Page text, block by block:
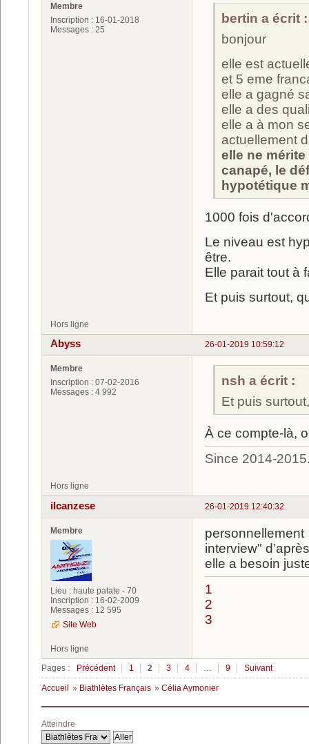
Membre
Inscription : 16-01-2018
Messages : 25
bertin a écrit :
bonjour
elle est
et 5 eme
elle a gagné
elle a des
elle a à mon
actuellement
elle ne
canapé, le
hypotétique
1000 fois
Le niveau est
être.
Elle parait tout à
Et puis surtout,
Hors ligne
26-01-2019 10:59:12
Abyss
Membre
Inscription : 07-02-2016
Messages : 4 992
nsh a écrit :
Et puis
À ce compte-là,
Since 2014-
Hors ligne
26-01-2019 12:40:32
ilcanzese
Membre
Lieu : haute patate - 70
Inscription : 16-02-2009
Messages : 12 595
Site Web
interview"
elle a besoin
1
2
3
Hors ligne
Pages :
Précédent 1 2 3 4 9 Suivant
Accueil » Biathlètes Français » Célia Aymonier
Atteindre